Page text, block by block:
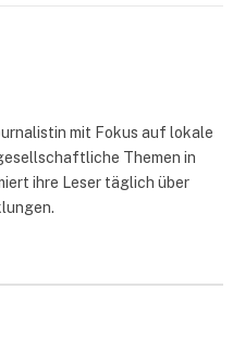
mit Fokus auf lokale
Themen in
ihre Leser täglich über